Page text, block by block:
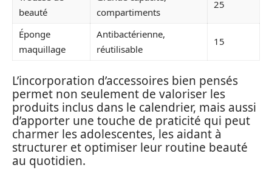
beauté
compartiments
25
Éponge
maquillage
Antibactérienne,
réutilisable
15
L’incorporation d’accessoires bien pensés
permet non seulement de valoriser les
produits inclus dans le calendrier, mais aussi
d’apporter une touche de praticité qui peut
charmer les adolescentes, les aidant à
structurer et optimiser leur routine beauté
au quotidien.